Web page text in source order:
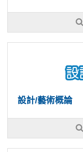
設計/藝術概論